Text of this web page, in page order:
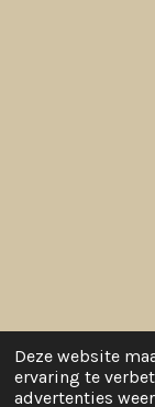
Deze website
ervaring te
advertenties weer